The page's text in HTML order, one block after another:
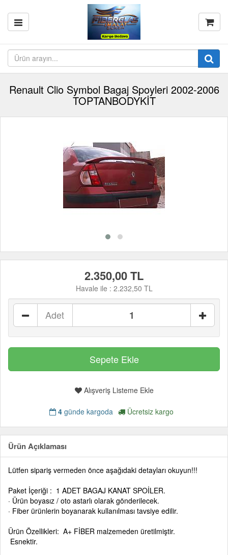
Renault Clio Symbol Bagaj Spoyleri 2002-2006
TOPTANBODYKİT
2.350,00 TL
Havale ile : 2.232,50 TL
Adet
Alışveriş Listeme Ekle
4 günde kargoda Ücretsiz kargo
Ürün Açıklaması
Lütfen sipariş vermeden önce aşağıdaki detayları okuyun!!!
Paket İçeriği : 1 ADET BAGAJ KANAT SPOİLER.
· Ürün boyasız / oto astarlı olarak gönderilecek.
· Fiber ürünlerin boyanarak kullanılması tavsiye edilir.
Ürün Özellikleri: A+ FİBER malzemeden üretilmiştir.
Esnektir.